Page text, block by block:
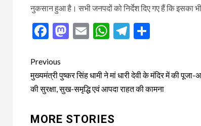
नुकसान हुआ है। सभी जनपदों को निर्देश दिए गए हैं कि इसका
Facebook
Mastodon
EmailWhatsApp
Telegram
Post
navigation
Previous
मुख्यमंत्री पुष्कर सिंह धामी ने मां धारी देवी के मंदिर में की पूजा-
की सुरक्षा, सुख-समृद्धि एवं आपदा राहत की कामना
MORE STORIES